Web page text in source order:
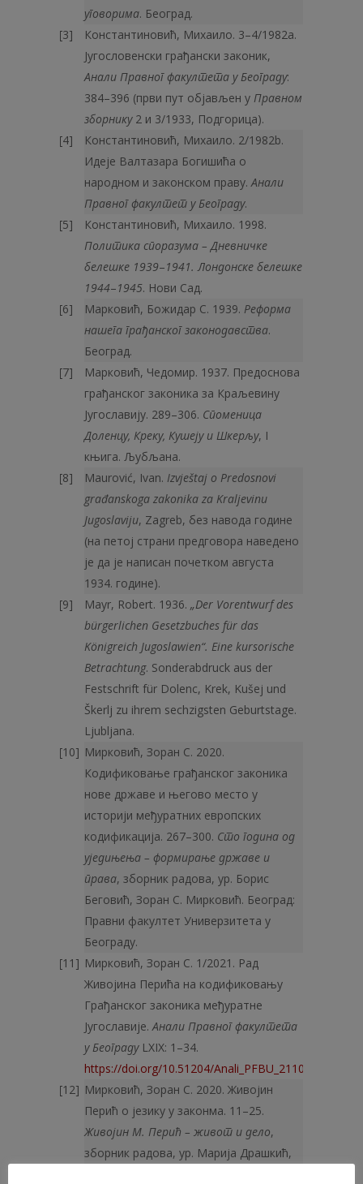
уговорима. Београд.
Константиновић, Михаило. 3–4/1982а.
Југословенски грађански законик,
Анали Правног факултета у Београду:
384–396 (први пут објављен у Правном
зборнику 2 и 3/1933, Подгорица).
Константиновић, Михаило. 2/1982b.
Идеје Валтазара Богишића о
народном и законском праву. Анали
Правног факултет у Београду.
Константиновић, Михаило. 1998.
Политика споразума – Дневничке
белешке 1939–1941. Лондонске белешке
1944–1945. Нови Сад.
Марковић, Божидар С. 1939. Реформа
нашега грађанског законодавства.
Београд.
Марковић, Чедомир. 1937. Предоснова
грађанског законика за Краљевину
Југославију. 289–306. Споменица
Доленцу, Креку, Кушеју и Шкерљу, I
књига. Љубљана.
Maurović, Ivan. Izvještaj o Predosnovi
građanskoga zakonika za Kraljevinu
Jugoslaviju, Zagreb, без навода године
(на петој страни предговора наведено
је да је написан почетком августа
1934. године).
Mayr, Robert. 1936. „Der Vorentwurf des
bürgerlichen Gesetzbuches für das
Königreich Jugoslawien“. Eine kursorische
Betrachtung. Sonderabdruck aus der
Festschrift für Dolenc, Krek, Kušej und
Škerlj zu ihrem sechzigsten Geburtstage.
Ljubljana.
Мирковић, Зоран С. 2020.
Кодификовање грађанског законика
нове државе и његово место у
историји међуратних европских
кодификација. 267–300. Сто година од
уједињења – формирање државе и
права, зборник радова, ур. Борис
Беговић, Зоран С. Мирковић. Београд:
Правни факултет Универзитета у
Београду.
Мирковић, Зоран С. 1/2021. Рад
Живојина Перића на кодификовању
Грађанског законика међуратне
Југославије.Анали Правног факултета
у БеоградуLXIX: 1–34.
https://doi.org/10.51204/Anali_PFBU_21101A
Мирковић, Зоран С. 2020. Живојин
Перић о језику у законма. 11–25.
Живојин М. Перић – живот и дело,
зборник радова, ур. Марија Драшкић,